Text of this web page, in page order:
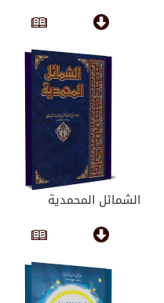
الشمائل المحمدية